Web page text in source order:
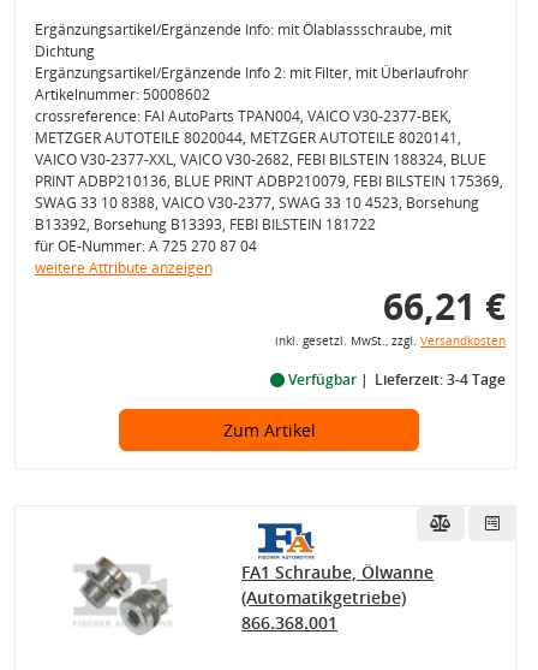
Ergänzungsartikel/Ergänzende Info: mit Ölablassschraube, mit
Dichtung
Ergänzungsartikel/Ergänzende Info 2: mit Filter, mit Überlaufrohr
Artikelnummer: 50008602
crossreference: FAI AutoParts TPAN004, VAICO V30-2377-BEK,
METZGER AUTOTEILE 8020044, METZGER AUTOTEILE 8020141,
VAICO V30-2377-XXL, VAICO V30-2682, FEBI BILSTEIN 188324, BLUE
PRINT ADBP210136, BLUE PRINT ADBP210079, FEBI BILSTEIN 175369,
SWAG 33 10 8388, VAICO V30-2377, SWAG 33 10 4523, Borsehung
B13392, Borsehung B13393, FEBI BILSTEIN 181722
für OE-Nummer: A 725 270 87 04
weitere Attribute anzeigen
66,21 €
inkl. gesetzl. MwSt., zzgl. Versandkosten
Verfügbar Lieferzeit: 3-4 Tage
Zum Artikel
FA1 Schraube, Ölwanne
(Automatikgetriebe)
866.368.001